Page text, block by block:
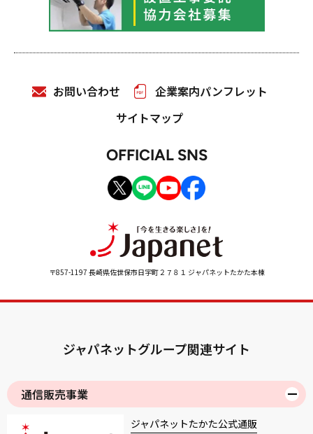
〒857-1197 長崎県佐世保市日宇町２７８１ ジャパネットたかた本棟
お問い合わせ
企業案内パンフレット
サイトマップ
OFFICIAL SNS
ジャパネットグループ関連サイト
通信販売事業
ジャパネットたかた公式通販